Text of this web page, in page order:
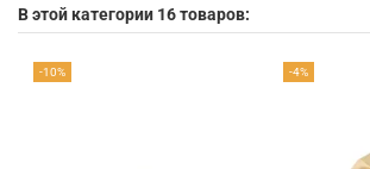
В этой категории 16 товаров:
-10% -4%